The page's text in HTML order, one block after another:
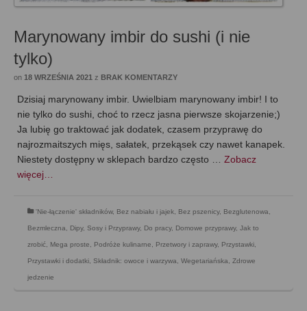
Marynowany imbir do sushi (i nie
tylko)
on 18 WRZEŚNIA 2021 z BRAK KOMENTARZY
Dzisiaj marynowany imbir. Uwielbiam marynowany imbir! I to
nie tylko do sushi, choć to rzecz jasna pierwsze skojarzenie;)
Ja lubię go traktować jak dodatek, czasem przyprawę do
najrozmaitszych mięs, sałatek, przekąsek czy nawet kanapek.
Niestety dostępny w sklepach bardzo często … Zobacz
więcej…
'Nie-łączenie' składników, Bez nabiału i jajek, Bez pszenicy, Bezglutenowa,
Bezmleczna, Dipy, Sosy i Przyprawy, Do pracy, Domowe przyprawy, Jak to
zrobić, Mega proste, Podróże kulinarne, Przetwory i zaprawy, Przystawki,
Przystawki i dodatki, Składnik: owoce i warzywa, Wegetariańska, Zdrowe
jedzenie